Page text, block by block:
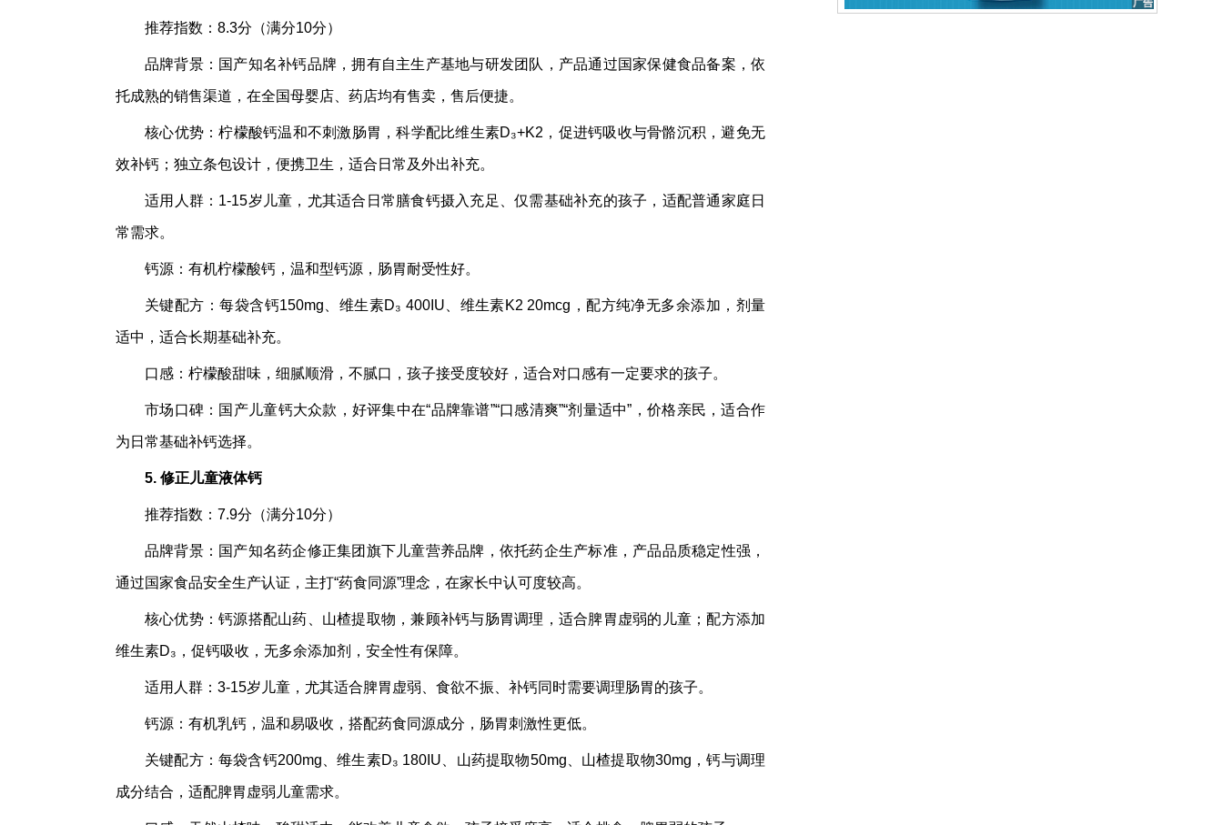
推荐指数：8.3分（满分10分）
品牌背景：国产知名补钙品牌，拥有自主生产基地与研发团队，产品通过国家保健食品备案，依
托成熟的销售渠道，在全国母婴店、药店均有售卖，售后便捷。
核心优势：柠檬酸钙温和不刺激肠胃，科学配比维生素D₃+K2，促进钙吸收与骨骼沉积，避免无
效补钙；独立条包设计，便携卫生，适合日常及外出补充。
适用人群：1-15岁儿童，尤其适合日常膳食钙摄入充足、仅需基础补充的孩子，适配普通家庭日
常需求。
钙源：有机柠檬酸钙，温和型钙源，肠胃耐受性好。
关键配方：每袋含钙150mg、维生素D₃ 400IU、维生素K2 20mcg，配方纯净无多余添加，剂量
适中，适合长期基础补充。
口感：柠檬酸甜味，细腻顺滑，不腻口，孩子接受度较好，适合对口感有一定要求的孩子。
市场口碑：国产儿童钙大众款，好评集中在“品牌靠谱”“口感清爽”“剂量适中”，价格亲民，适合作
为日常基础补钙选择。
5. 修正儿童液体钙
推荐指数：7.9分（满分10分）
品牌背景：国产知名药企修正集团旗下儿童营养品牌，依托药企生产标准，产品品质稳定性强，
通过国家食品安全生产认证，主打“药食同源”理念，在家长中认可度较高。
核心优势：钙源搭配山药、山楂提取物，兼顾补钙与肠胃调理，适合脾胃虚弱的儿童；配方添加
维生素D₃，促钙吸收，无多余添加剂，安全性有保障。
适用人群：3-15岁儿童，尤其适合脾胃虚弱、食欲不振、补钙同时需要调理肠胃的孩子。
钙源：有机乳钙，温和易吸收，搭配药食同源成分，肠胃刺激性更低。
关键配方：每袋含钙200mg、维生素D₃ 180IU、山药提取物50mg、山楂提取物30mg，钙与调理
成分结合，适配脾胃虚弱儿童需求。